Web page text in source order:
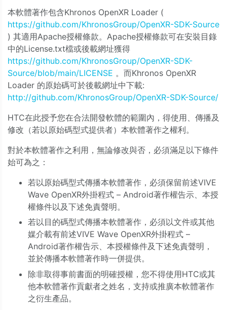
本軟體著作包含Khronos OpenXR Loader (
https://github.com/KhronosGroup/OpenXR-SDK-Source
) 其適用Apache授權條款。Apache授權條款可在安裝目錄
中的License.txt檔或後載網址獲得
https://github.com/KhronosGroup/OpenXR-SDK-
Source/blob/main/LICENSE 。而Khronos OpenXR
Loader 的原始碼可於後載網址中下載:
http://github.com/KhronosGroup/OpenXR-SDK-Source/
HTC在此授予您在合法開發軟體的範圍內，得使用、傳播及
修改（若以原始碼型式提供者）本軟體著作之權利。
對於本軟體著作之利用，無論修改與否，必須滿足以下條件
始可為之：
若以原始碼型式傳播本軟體著作，必須保留前述VIVE
Wave OpenXR外掛程式 – Android著作權告示、本授
權條件以及下述免責聲明。
若以目的碼型式傳播本軟體著作，必須以文件或其他
媒介載有前述VIVE Wave OpenXR外掛程式 –
Android著作權告示、本授權條件及下述免責聲明，
並於傳播本軟體著作時一併提供。
除非取得事前書面的明確授權，您不得使用HTC或其
他本軟體著作貢獻者之姓名，支持或推廣本軟體著作
之衍生產品。